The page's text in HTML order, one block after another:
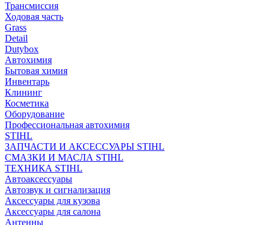
Трансмиссия
Ходовая часть
Grass
Detail
Dutybox
Автохимия
Бытовая химия
Инвентарь
Клининг
Косметика
Оборудование
Профессиональная автохимия
STIHL
ЗАПЧАСТИ И АКСЕССУАРЫ STIHL
СМАЗКИ И МАСЛА STIHL
ТЕХНИКА STIHL
Автоаксессуары
Автозвук и сигнализация
Аксессуары для кузова
Аксессуары для салона
Антенны